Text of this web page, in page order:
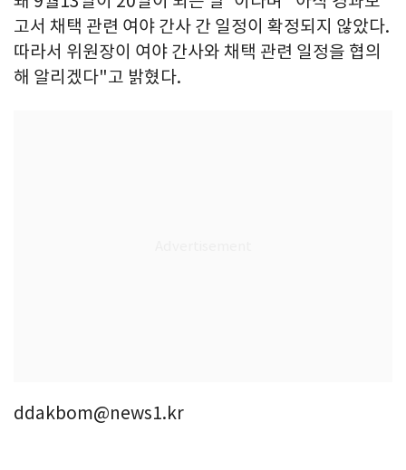
고서 채택 관련 여야 간사 간 일정이 확정되지 않았다.
따라서 위원장이 여야 간사와 채택 관련 일정을 협의
해 알리겠다"고 밝혔다.
ddakbom@news1.kr